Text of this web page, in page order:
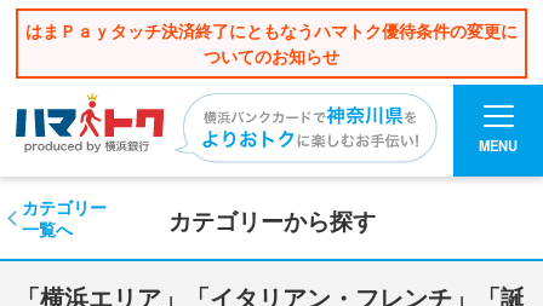
はまＰａｙタッチ決済終了にともなうハマトク優待条件の変更に
ついてのお知らせ
MENU
カテゴリーから探す
カテゴリー
一覧へ
「横浜エリア」「イタリアン・フレンチ」「誕